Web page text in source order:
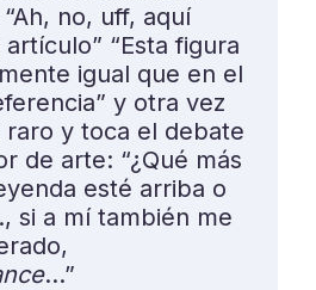
no, uff, aquí
“Esta figura
igual que en el
y otra vez
y toca el debate
de arte: “¿Qué más
esté arriba o
si a mí también me
…”